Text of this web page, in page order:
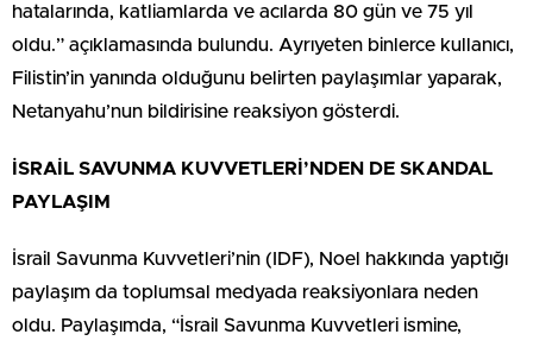
hatalarında, katliamlarda ve acılarda 80 gün ve 75 yıl
oldu.” açıklamasında bulundu. Ayrıyeten binlerce kullanıcı,
Filistin’in yanında olduğunu belirten paylaşımlar yaparak,
Netanyahu’nun bildirisine reaksiyon gösterdi.
İSRAİL SAVUNMA KUVVETLERİ’NDEN DE SKANDAL
PAYLAŞIM
İsrail Savunma Kuvvetleri’nin (IDF), Noel hakkında yaptığı
paylaşım da toplumsal medyada reaksiyonlara neden
oldu. Paylaşımda, “İsrail Savunma Kuvvetleri ismine,